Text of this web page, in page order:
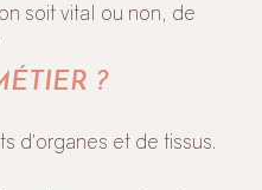
soit vital ou non, de
?
d’organes et de tissus.